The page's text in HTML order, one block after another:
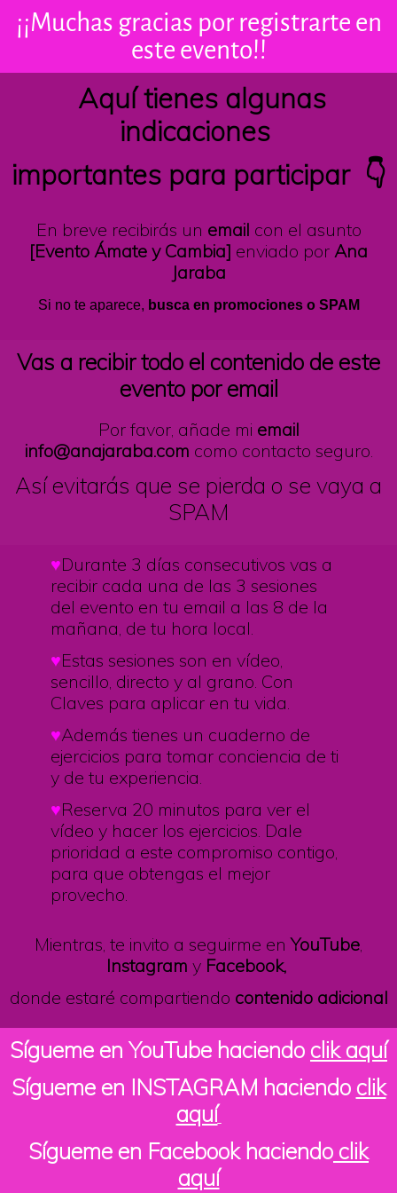
¡¡Muchas gracias por registrarte en
este evento!!
Aquí tienes algunas
indicaciones
importantes para participar 👇
En breve recibirás un email con el asunto
[Evento Ámate y Cambia] enviado por Ana
Jaraba
Si no te aparece, busca en promociones o SPAM
Vas a recibir todo el contenido de este
evento por email
Por favor, añade mi email
info@anajaraba.com como contacto seguro.
Así evitarás que se pierda o se vaya a
SPAM
♥️Durante 3 días consecutivos vas a
recibir cada una de las 3 sesiones
del evento en tu email a las 8 de la
mañana, de tu hora local.
♥️Estas sesiones son en vídeo,
sencillo, directo y al grano. Con
Claves para aplicar en tu vida.
♥️Además tienes un cuaderno de
ejercicios para tomar conciencia de ti
y de tu experiencia.
♥️Reserva 20 minutos para ver el
vídeo y hacer los ejercicios. Dale
prioridad a este compromiso contigo,
para que obtengas el mejor
provecho.
Mientras, te invito a seguirme enYouTube,
Instagram y Facebook,
donde estaré compartiendo contenido adicional
Sígueme en YouTube haciendo clik aquí
Sígueme en INSTAGRAM haciendo clik
aquí
Sígueme en Facebook haciendo clik
aquí